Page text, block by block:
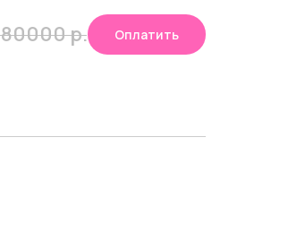
80000р. Оплатить